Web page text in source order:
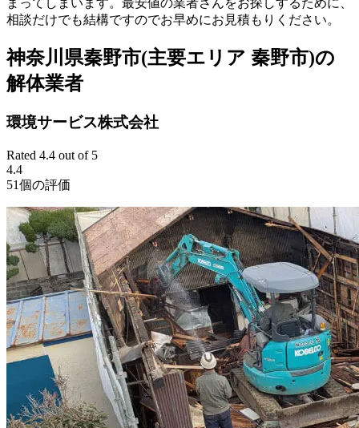
まってしまいます。最安値の業者さんをお探しするために、
相談だけでも結構ですのでお早めにお見積もりください。
神奈川県秦野市(主要エリア 秦野市)の
解体業者
環境サービス株式会社
Rated 4.4 out of 5
4.4
51個の評価